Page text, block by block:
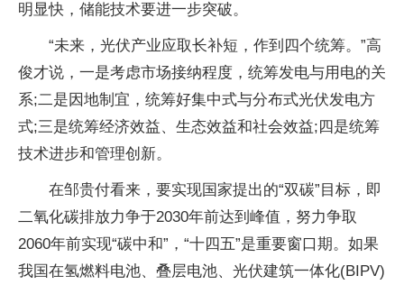
明显快，储能技术要进一步突破。
“未来，光伏产业应取长补短，作到四个统筹。”高
俊才说，一是考虑市场接纳程度，统筹发电与用电的关
系;二是因地制宜，统筹好集中式与分布式光伏发电方
式;三是统筹经济效益、生态效益和社会效益;四是统筹
技术进步和管理创新。
在邹贵付看来，要实现国家提出的“双碳”目标，即
二氧化碳排放力争于2030年前达到峰值，努力争取
2060年前实现“碳中和”，“十四五”是重要窗口期。如果
我国在氢燃料电池、叠层电池、光伏建筑一体化(BIPV)